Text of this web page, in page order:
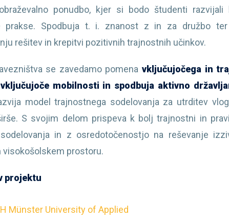
ponudbo, kjer si bodo študenti
prakse. Spodbuja t. i. znanost z in za družbo
rešitev in krepitvi pozitivnih trajnostnih učinkov.
se zavedamo pomenavključujočega in
mobilnosti in spodbuja aktivno
model trajnostnega sodelovanja za utrditev
S svojim delom prispeva k bolj trajnostni in
in z osredotočenostjo na reševanje
visokošolskem prostoru.
projektu
Münster University of Applied